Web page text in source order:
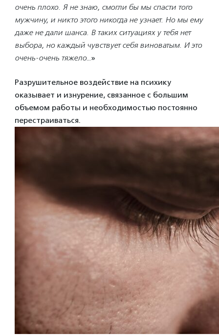
очень плохо. Я не знаю, смогли бы мы спасти того
мужчину, и никто этого никогда не узнает. Но мы ему
даже не дали шанса. В таких ситуациях у тебя нет
выбора, но каждый чувствует себя виноватым. И это
очень-очень тяжело…»
Разрушительное воздействие на психику
оказывает и изнурение, связанное с большим
объемом работы и необходимостью постоянно
перестраиваться.